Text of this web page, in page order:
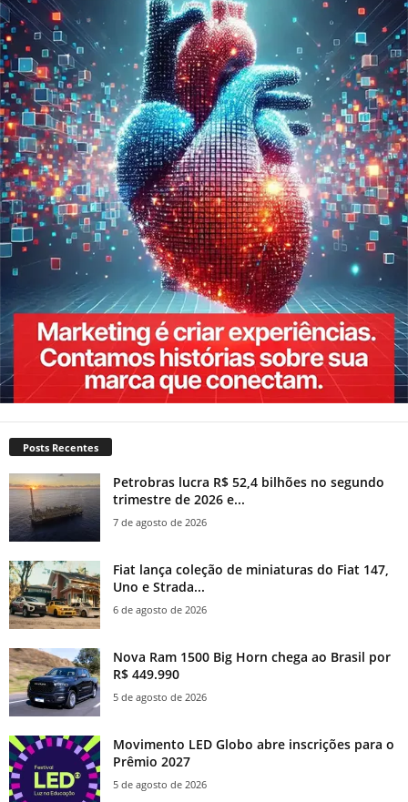
Posts Recentes
Petrobras lucra R$ 52,4 bilhões no segundo
trimestre de 2026 e...
7 de agosto de 2026
Fiat lança coleção de miniaturas do Fiat 147,
Uno e Strada...
6 de agosto de 2026
Nova Ram 1500 Big Horn chega ao Brasil por
R$ 449.990
5 de agosto de 2026
Movimento LED Globo abre inscrições para o
Prêmio 2027
5 de agosto de 2026